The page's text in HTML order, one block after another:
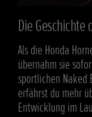
Die Geschichte
Als die Honda
übernahm sie
sportlichen Naked
erfährst du mehr
Entwicklung im